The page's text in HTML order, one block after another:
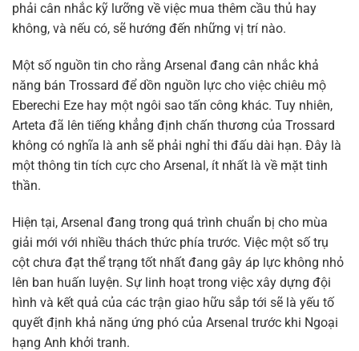
phải cân nhắc kỹ lưỡng về việc mua thêm cầu thủ hay
không, và nếu có, sẽ hướng đến những vị trí nào.
Một số nguồn tin cho rằng Arsenal đang cân nhắc khả
năng bán Trossard để dồn nguồn lực cho việc chiêu mộ
Eberechi Eze hay một ngôi sao tấn công khác. Tuy nhiên,
Arteta đã lên tiếng khẳng định chấn thương của Trossard
không có nghĩa là anh sẽ phải nghỉ thi đấu dài hạn. Đây là
một thông tin tích cực cho Arsenal, ít nhất là về mặt tinh
thần.
Hiện tại, Arsenal đang trong quá trình chuẩn bị cho mùa
giải mới với nhiều thách thức phía trước. Việc một số trụ
cột chưa đạt thể trạng tốt nhất đang gây áp lực không nhỏ
lên ban huấn luyện. Sự linh hoạt trong việc xây dựng đội
hình và kết quả của các trận giao hữu sắp tới sẽ là yếu tố
quyết định khả năng ứng phó của Arsenal trước khi Ngoại
hạng Anh khởi tranh.